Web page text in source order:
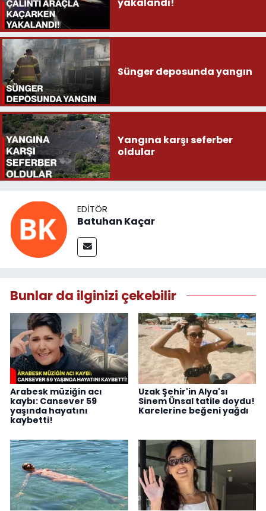
yakalandı!
Sünger deposunda yangın
Yangına karşı seferber
oldular
EDITÖR
Batuhan Kaçar
Bunlar da ilginizi çekebilir
Arabesk müziğin acı
kaybı: Cansever 59
yaşında hayatını
kaybetti!
Uzak Şehir'in Alya'sı
Sinem Ünsal tatile doydu!
Karelerine beğeni yağdı